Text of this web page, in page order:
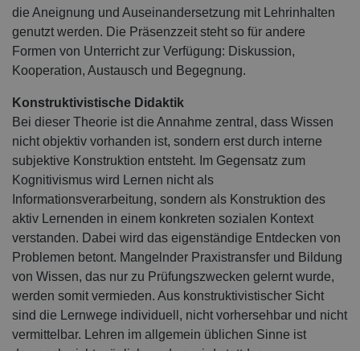
die Aneignung und Auseinandersetzung mit Lehrinhalten
genutzt werden. Die Präsenzzeit steht so für andere
Formen von Unterricht zur Verfügung: Diskussion,
Kooperation, Austausch und Begegnung.
Konstruktivistische Didaktik
Bei dieser Theorie ist die Annahme zentral, dass Wissen
nicht objektiv vorhanden ist, sondern erst durch interne
subjektive Konstruktion entsteht. Im Gegensatz zum
Kognitivismus wird Lernen nicht als
Informationsverarbeitung, sondern als Konstruktion des
aktiv Lernenden in einem konkreten sozialen Kontext
verstanden. Dabei wird das eigenständige Entdecken von
Problemen betont. Mangelnder Praxistransfer und Bildung
von Wissen, das nur zu Prüfungszwecken gelernt wurde,
werden somit vermieden. Aus konstruktivistischer Sicht
sind die Lernwege individuell, nicht vorhersehbar und nicht
vermittelbar. Lehren im allgemein üblichen Sinne ist